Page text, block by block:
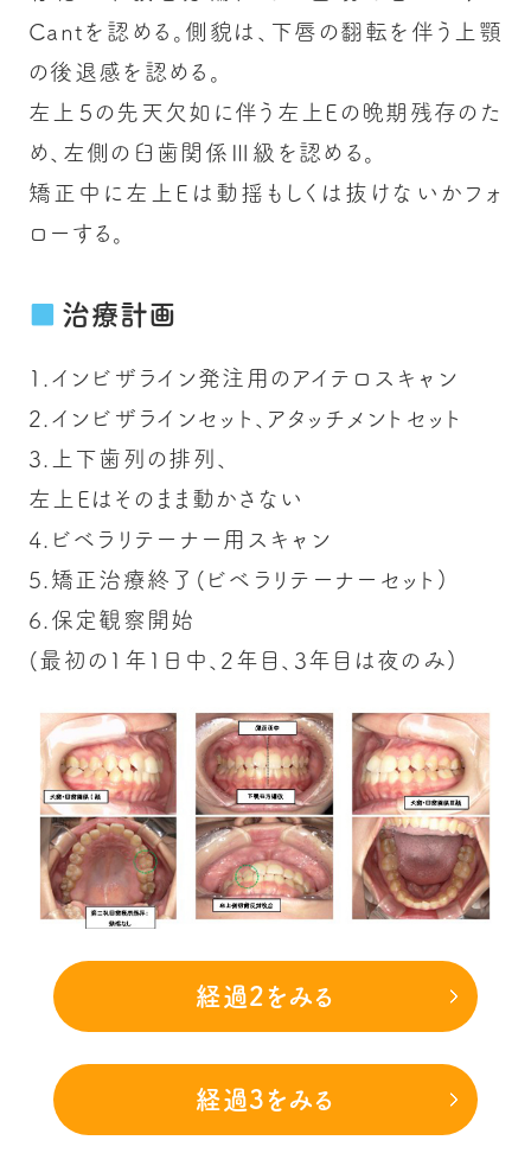
Cantを認める。側貌は、下唇の翻転を伴う上顎
の後退感を認める。
左上５の先天欠如に伴う左上Eの晩期残存のた
め、左側の臼歯関係Ⅲ級を認める。
矯正中に左上Eは動揺もしくは抜けないかフォ
ローする。
治療計画
1.インビザライン発注用のアイテロスキャン
2.インビザラインセット、アタッチメントセット
3.上下歯列の排列、
左上Eはそのまま動かさない
4.ビベラリテーナー用スキャン
5.矯正治療終了(ビベラリテーナーセット)
6.保定観察開始
(最初の1年1日中、2年目、3年目は夜のみ)
経過2をみる
経過3をみる